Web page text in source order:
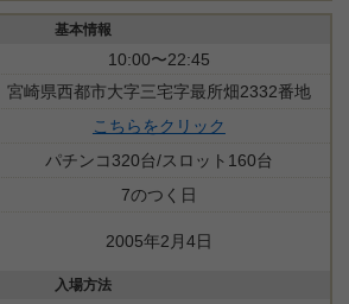
基本情報
10:00〜22:45
宮崎県西都市大字三宅字最所畑2332番地
こちらをクリック
パチンコ320台/スロット160台
7のつく日
2005年2月4日
入場方法